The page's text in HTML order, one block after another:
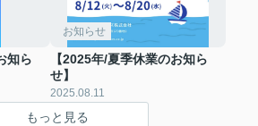
知ら
お知らせ
【2025年/夏季休業のお知ら
せ】
2025.08.11
もっと見る